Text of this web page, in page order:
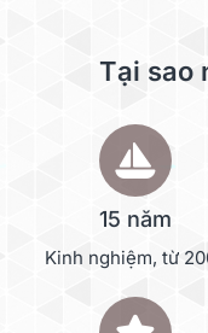
Tại sao
15 năm
Kinh nghiệm, từ